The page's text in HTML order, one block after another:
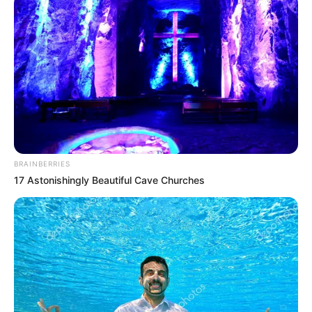
γνωρίζουν πως η Κύμη φημίζεται για τον
μπακλαβά της.
Η παμπάλαια ιστορία αυτού του τόπου που μοιάζει να
μεταφέρει στον επισκέπτη μία ενέργεια μοναδική και
απερίγραπτη.
Περισσότερα νέα από την Εύβοια
Κάθε πότε κληρώνει το Τζόκερ το 2026:
Ημέρες και ώρα
Συντάξεις Οκτωβρίου 2026: Πότε θα γίνει η
πληρωμή;
BRAINBERRIES
17 Astonishingly Beautiful Cave Churches